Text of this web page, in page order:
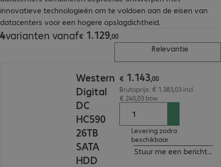
innovatieve technologieën om te voldoen aan de eisen van
datacenters voor een hogere opslagdichtheid.
4varianten vanaf€ 1.129,00
€ 1.129,00
Relevantie
Western
Digital
DC
HC590
26TB
SATA
HDD
€ 1.143,00
Brutoprijs: € 1.383,03 incl.
€ 240,03 btw
Levering zodra
beschikbaar
Stuur me een bericht